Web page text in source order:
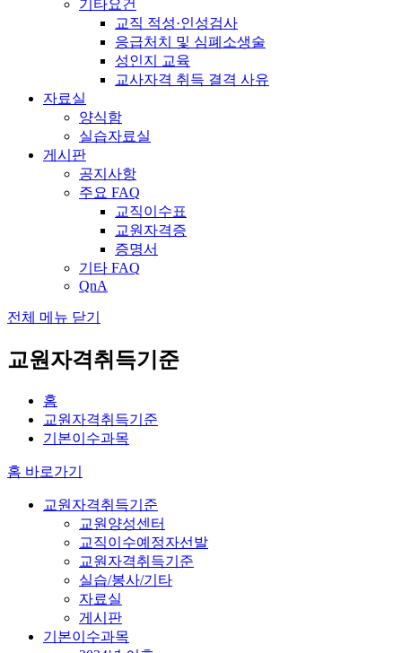
기타요건
교직 적성·인성검사
응급처치 및 심폐소생술
성인지 교육
교사자격 취득 결격 사유
자료실
양식함
실습자료실
게시판
공지사항
주요 FAQ
교직이수표
교원자격증
증명서
기타 FAQ
QnA
전체 메뉴 닫기
교원자격취득기준
홈
교원자격취득기준
기본이수과목
홈 바로가기
교원자격취득기준
교원양성센터
교직이수예정자선발
교원자격취득기준
실습/봉사/기타
자료실
게시판
기본이수과목